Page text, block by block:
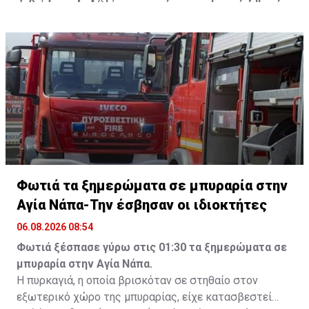
Φωτιά τα ξημερώματα σε μπυραρία στην
Αγία Νάπα-Την έσβησαν οι ιδιοκτήτες
06.08.2026 08:54
Φωτιά ξέσπασε γύρω στις 01:30 τα ξημερώματα σε
μπυραρία στην Αγία Νάπα.
Η πυρκαγιά, η οποία βρισκόταν σε στηθαίο στον
εξωτερικό χώρο της μπυραρίας, είχε κατασβεστεί